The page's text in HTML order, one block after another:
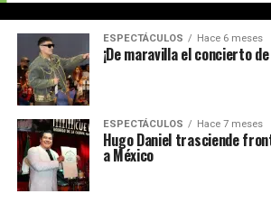
ESPECTÁCULOS Hace 6 meses
¡De maravilla el concierto
ESPECTÁCULOS Hace 7 meses
Hugo Daniel trasciende
a México